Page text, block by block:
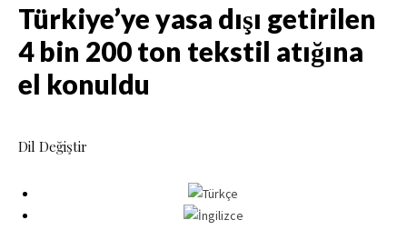
Türkiye’ye yasa dışı getirilen
4 bin 200 ton tekstil atığına
el konuldu
Dil Değiştir